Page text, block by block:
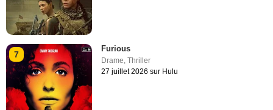
7
Furious
Drame,Thriller
27 juillet 2026 sur Hulu